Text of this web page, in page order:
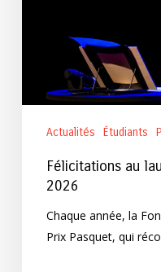
Actualités Étudiants
Félicitations au
2026
Chaque année, la
Prix Pasquet, qui